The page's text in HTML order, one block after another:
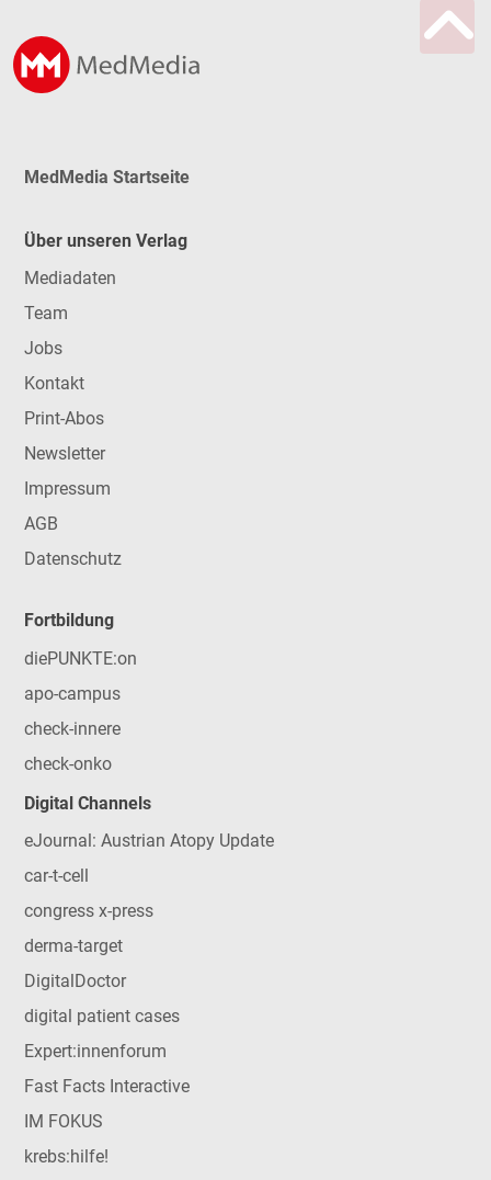
MedMedia Startseite
Über unseren Verlag
Mediadaten
Team
Jobs
Kontakt
Print-Abos
Newsletter
Impressum
AGB
Datenschutz
Fortbildung
diePUNKTE:on
apo-campus
check-innere
check-onko
Digital Channels
eJournal: Austrian Atopy Update
car-t-cell
congress x-press
derma-target
DigitalDoctor
digital patient cases
Expert:innenforum
Fast Facts Interactive
IM FOKUS
krebs:hilfe!